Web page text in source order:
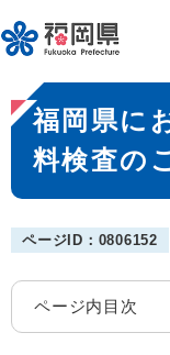
ー
ジ
先
頭
。
本
文
福岡県に
料検査の
ページID：0806152
ページ内目次